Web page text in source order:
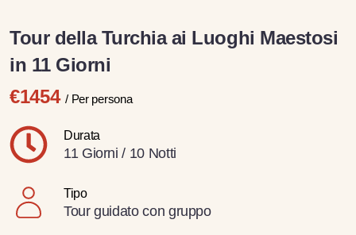
Tour della Turchia ai Luoghi Maestosi
in 11 Giorni
€1454/ Per persona
Durata
11 Giorni / 10 Notti
Tipo
Tour guidato con gruppo